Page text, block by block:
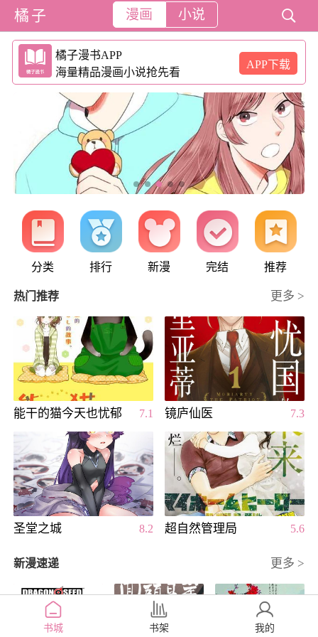
橘子 漫画 小说 
橘子漫书APP
海量精品漫画小说抢先看
APP下载
分类 排行 新漫 完结 推荐
热门推荐 更多 >
能干的猫今天也忧郁 7.1 镜庐仙医 7.3
圣堂之城 8.2 超自然管理局 5.6
新漫速递 更多 >
书城 书架 我的